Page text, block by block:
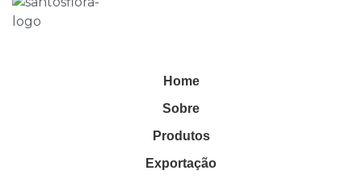
Home
Sobre
Produtos
Exportação